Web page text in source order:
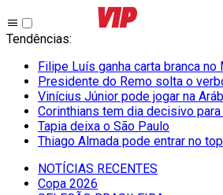
Tendências:
Filipe Luís ganha carta branca no
Presidente do Remo solta o
Vinícius Júnior pode jogar na
Corinthians tem dia decisivo para
Tapia deixa o São Paulo
Thiago Almada pode entrar no
NOTÍCIAS RECENTES
Copa 2026